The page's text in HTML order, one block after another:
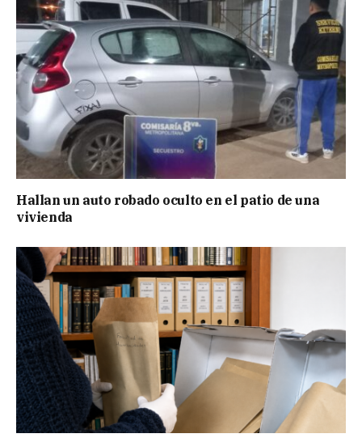
Hallan un auto robado oculto en el patio de una
vivienda